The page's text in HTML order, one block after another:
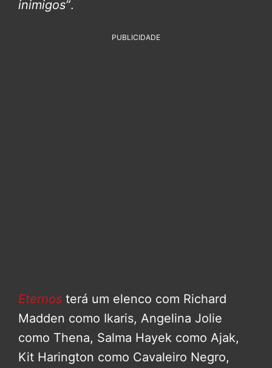
inimigos”.
PUBLICIDADE
Eternos terá um elenco com Richard
Madden como Ikaris, Angelina Jolie
como Thena, Salma Hayek como Ajak,
Kit Harington como Cavaleiro Negro,